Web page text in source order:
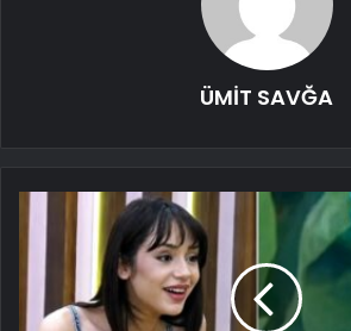
ÜMİT SAVĞA